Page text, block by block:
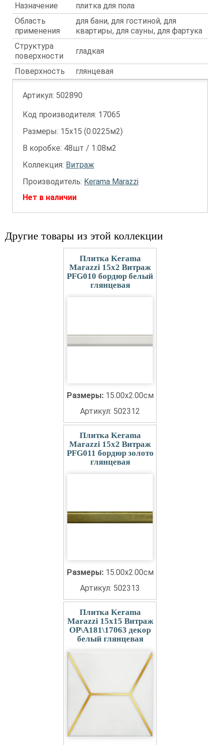
Назначение
плитка для пола
Область
применения
для бани, для гостиной, для
квартиры, для сауны, для фартука
Структура
поверхности
гладкая
Поверхность глянцевая
Артикул: 502890
Код производителя: 17065
Размеры: 15х15 (0.0225м2)
В коробке: 48шт / 1.08м2
Коллекция: Витраж
Производитель: Kerama Marazzi
Нет в наличии
Другие товары из этой коллекции
Плитка Kerama
Marazzi 15x2 Витраж
PFG010 бордюр белый
глянцевая
Размеры: 15.00x2.00см
Артикул: 502312
Плитка Kerama
Marazzi 15x2 Витраж
PFG011 бордюр золото
глянцевая
Размеры: 15.00x2.00см
Артикул: 502313
Плитка Kerama
Marazzi 15x15 Витраж
OP\A181\17063 декор
белый глянцевая